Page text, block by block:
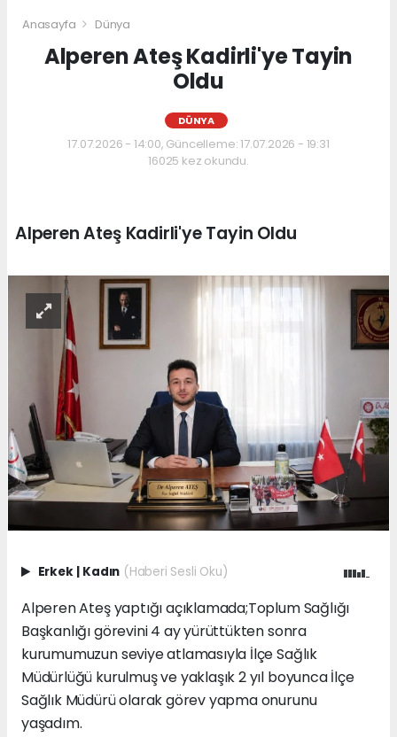
Anasayfa Dünya
Alperen Ateş Kadirli'ye Tayin
Oldu
DÜNYA
17.07.2026 - 14:00, Güncelleme: 17.07.2026 - 19:31
16025 kez okundu.
Alperen Ateş Kadirli'ye Tayin Oldu
Erkek | Kadın (Haberi Sesli Oku)
Alperen Ateş yaptığı açıklamada;Toplum Sağlığı
Başkanlığı görevini 4 ay yürüttükten sonra
kurumumuzun seviye atlamasıyla İlçe Sağlık
Müdürlüğü kurulmuş ve yaklaşık 2 yıl boyunca İlçe
Sağlık Müdürü olarak görev yapma onurunu
yaşadım.